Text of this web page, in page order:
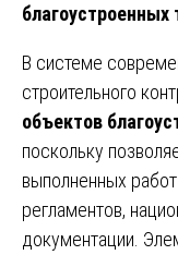
благоустроенных
В системе
строительного
объектов
поскольку
выполненных
регламентов,
документации.